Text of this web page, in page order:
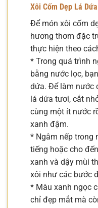
Xôi Cốm Dẹp Lá
Để món xôi cốm
hương thơm đặc
thực hiện theo
* Trong quá trình
bằng nước lọc,
dứa. Để làm nước
lá dứa tươi, cắt
cùng một ít nước
xanh đậm.
* Ngâm nếp trong
tiếng hoặc cho
xanh và dậy mùi
xôi như các bước
* Màu xanh ngọc
chỉ đẹp mắt mà